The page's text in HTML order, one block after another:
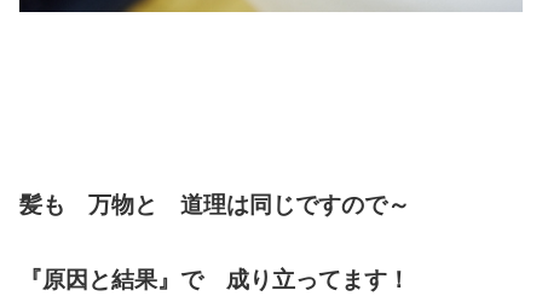
髪も 万物と 道理は同じですので～
『原因と結果』で 成り立ってます！